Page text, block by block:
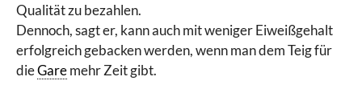
Qualität zu bezahlen.
Dennoch, sagt er, kann auch mit weniger Eiweißgehalt
erfolgreich gebacken werden, wenn man dem Teig für
dieGaremehr Zeit gibt.